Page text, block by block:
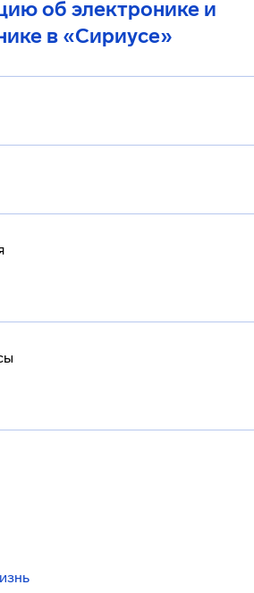
об электронике и
в «Сириусе»